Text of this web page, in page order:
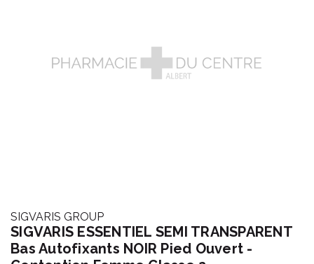
SIGVARIS GROUP
SIGVARIS ESSENTIEL SEMI TRANSPARENT
Bas Autofixants NOIR Pied Ouvert -